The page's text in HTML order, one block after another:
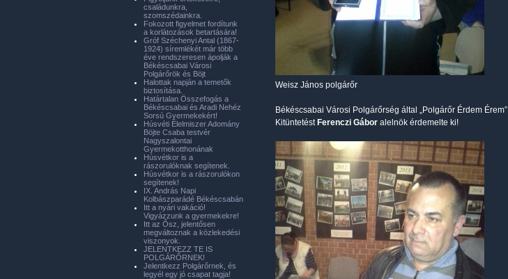
Weisz János polgárőr
Békéscsabai Városi Polgárőrség által „Polgárőr Érdem Érem”
Kitüntetést Ferenczi Gábor alelnök érdemelte ki!
családunkra,
szomszédainkra.
Fokozott figyelmet fordítunk
a korlátozások betartására!
Gróf Széchenyi Antal (1867-
1924) síremlékét már több
éve rendszeresen ápolják a
Békéscsabai Városi
Polgárőrök és Böjt
Halottak napján a temetők
biztosítása.
Határtalan Összefogás a
Békéscsabai és Aradi Nehéz
Sorsú Gyermekekért!
Húsvéti Élelmiszer Adomány
Böjte Csaba testvér
Nagyszalontai
Gyermekotthonának
Húsvétkor is a
rászorulóknak segítenek.
Húsvétkor is a rászorulókon
segítenek!
IX. András Napi
Kolbászparádé Békéscsabán
Itt a nyári vakáció!
Vigyázzunk a gyermekekre!
Itt az Ősz, jelentősen
megváltoznak a közlekedési
viszonyok.
JELENTKEZZ TE IS
POLGÁRŐRNEK!
Jelentkezz Polgárőrnek, és
legyél egy jó csapat tagja!